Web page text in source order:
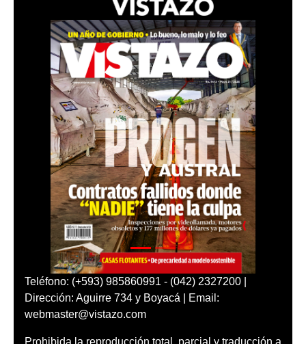
Teléfono: (+593) 985860991 - (042) 2327200 |
Dirección: Aguirre 734 y Boyacá | Email:
webmaster@vistazo.com